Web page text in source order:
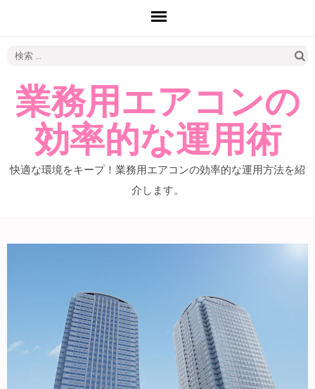
業務用エアコンの
効率的な運用術
快適な環境をキープ！業務用エアコンの効率的な運用方法を紹
介します。